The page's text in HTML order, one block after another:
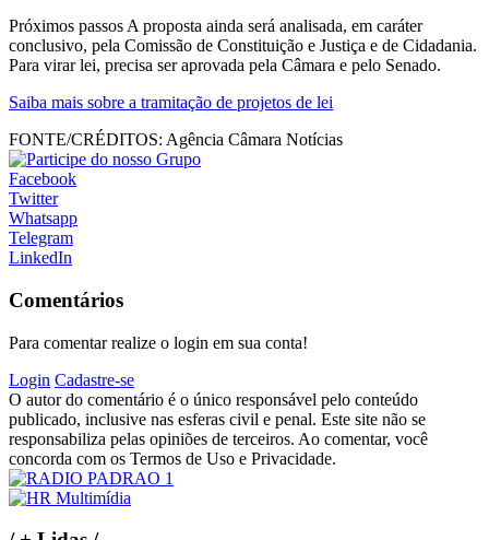
Próximos passos A proposta ainda será analisada, em caráter
conclusivo, pela Comissão de Constituição e Justiça e de Cidadania.
Para virar lei, precisa ser aprovada pela Câmara e pelo Senado.
Saiba mais sobre a tramitação de projetos de lei
FONTE/CRÉDITOS: Agência Câmara Notícias
Facebook
Twitter
Whatsapp
Telegram
LinkedIn
Comentários
Para comentar realize o login em sua conta!
Login Cadastre-se
O autor do comentário é o único responsável pelo conteúdo
publicado, inclusive nas esferas civil e penal. Este site não se
responsabiliza pelas opiniões de terceiros. Ao comentar, você
concorda com os Termos de Uso e Privacidade.